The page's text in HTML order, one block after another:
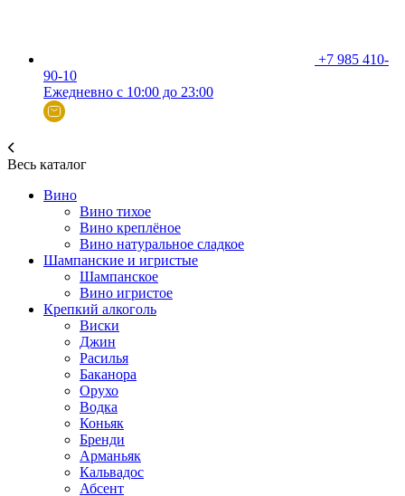
+7 985 410-
90-10
Ежедневно с 10:00 до 23:00
Весь каталог
Вино
Вино тихое
Вино креплёное
Вино натуральное сладкое
Шампанские и игристые
Шампанское
Вино игристое
Крепкий алкоголь
Виски
Джин
Расилья
Баканора
Орухо
Водка
Коньяк
Бренди
Арманьяк
Кальвадос
Абсент